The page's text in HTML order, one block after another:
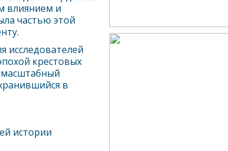
влиянием и
частью этой
исследователей
крестовых
в
истории